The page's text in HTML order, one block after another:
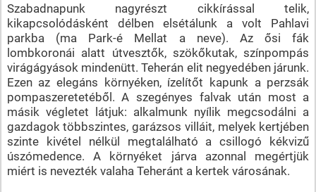
Szabadnapunk nagyrészt cikkírással telik,
kikapcsolódásként délben elsétálunk a volt Pahlavi
parkba (ma Park-é Mellat a neve). Az ősi fák
lombkoronái alatt útvesztők, szökőkutak, színpompás
virágágyások mindenütt. Teherán elit negyedében járunk.
Ezen az elegáns környéken, ízelítőt kapunk a perzsák
pompaszeretetéből. A szegényes falvak után most a
másik végletet látjuk: alkalmunk nyílik megcsodálni a
gazdagok többszintes, garázsos villáit, melyek kertjében
szinte kivétel nélkül megtalálható a csillogó kékvizű
úszómedence. A környéket járva azonnal megértjük
miért is nevezték valaha Teheránt a kertek városának.